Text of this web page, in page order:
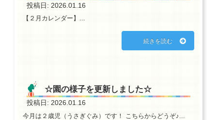
投稿日: 2026.01.16
【２月カレンダー】...
続きを読む
☆園の様子を更新しました☆
投稿日: 2026.01.16
今月は２歳児（うさぎぐみ）です！ こちらからどうぞ♪...